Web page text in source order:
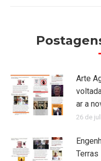
Arte
ar a
26 de
Terras